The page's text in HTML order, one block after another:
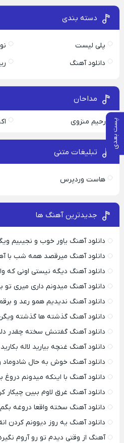
پست بعدی
دسته بندی
پلی لیست
دانلود آهنگ
مداحان
رحیم منزوی
تبلیغات متنی
هاست وردپرس
جدیدترین آهنگ ها
دانلود آهنگ یاور خوب و نجیبیم
دانلود آهنگ میرقصد همه شب با
دانلود آهنگ دیگه نیستی اونی
دانلود آهنگ میدونم داری میری تو
دانلود آهنگ ندیدیم همو رعد و
دانلود آهنگ گذشته ها گذشته
دانلود آهنگ گفتنش سخته چقدر
دانلود آهنگ غنچه بیارید لاله
دانلود آهنگ خوش به حال
دانلود آهنگ با اینکه میدونم
دانلود آهنگ غرق لاوم ببین چیکار
دانلود آهنگ سخته واقعا دروغه
دانلود آهنگ یه روز دیوونم
آهنگ از وقتی دیدم تو رو آروم